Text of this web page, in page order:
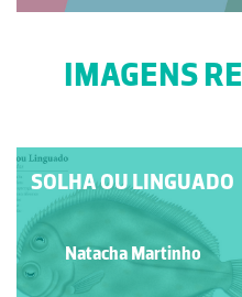
IMAGENS
PALOMENA PRASINA
Manuela Lopes
SOLHA OU LINGUADO
Natacha Martinho